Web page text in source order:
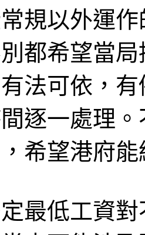
規以外運
都希望當
法可依，
逐一處理
希望港府
最低工資